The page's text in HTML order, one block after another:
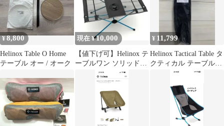
¥8,800
Helinox Table O Home
テーブル オー / オーク
現在 ¥10,000
【値下げ可】Helinox テ
ーブルワン ソリッドト
¥ 11,799
Helinox Tactical Table タ
クティカル テーブルS
ブラック